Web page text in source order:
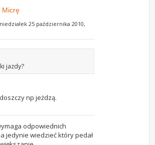
Micrę
25 października 2010,
jazdy?
np jeżdzą.
odpowiednich
jedynie wiedzieć który pedał